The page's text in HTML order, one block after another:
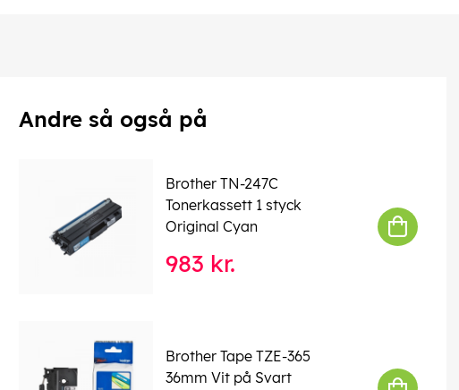
Andre så også på
Brother TN-247C
Tonerkassett 1 styck
Original Cyan
983 kr.
Brother Tape TZE-365
36mm Vit på Svart